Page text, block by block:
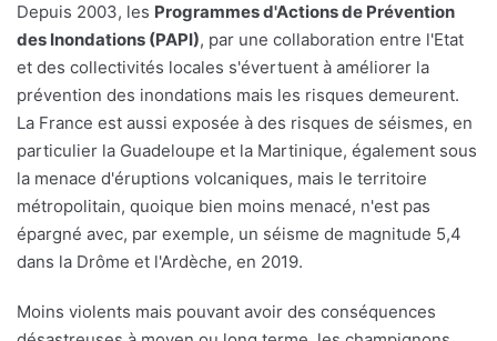
Depuis 2003, les Programmes d'Actions de Prévention
des Inondations (PAPI), par une collaboration entre l'Etat
et des collectivités locales s'évertuent à améliorer la
prévention des inondations mais les risques demeurent.
La France est aussi exposée à des risques de séismes, en
particulier la Guadeloupe et la Martinique, également sous
la menace d'éruptions volcaniques, mais le territoire
métropolitain, quoique bien moins menacé, n'est pas
épargné avec, par exemple, un séisme de magnitude 5,4
dans la Drôme et l'Ardèche, en 2019.
Moins violents mais pouvant avoir des conséquences